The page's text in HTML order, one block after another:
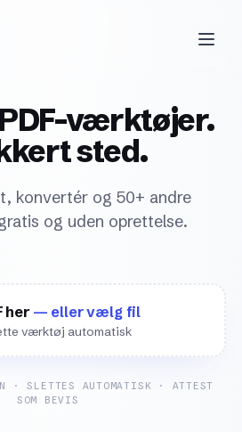
værktøjer.
sted.
konvertér og 50+ andre
og uden oprettelse.
her — eller vælg fil
værktøj automatisk
· SLETTES AUTOMATISK · ATTEST
SOM BEVIS